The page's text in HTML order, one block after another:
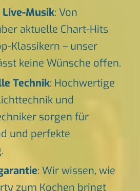
Musik: Von
aktuelle Chart-Hits
Klassikern – unser
keine Wünsche offen.
Technik: Hochwertige
und
sorgen für
und perfekte
: Wir wissen, wie
zum Kochen bringt